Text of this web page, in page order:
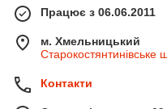
Працює з 06.06.2011
м. Хмельницький
Контакти